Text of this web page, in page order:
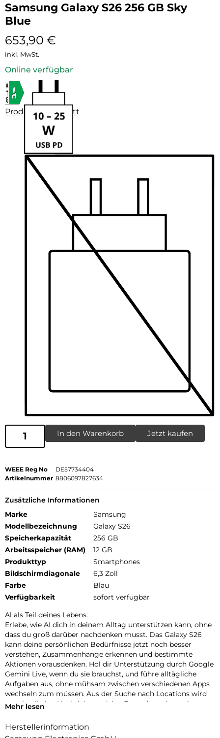
Samsung Galaxy S26 256 GB Sky
Blue
653,90 €
inkl. MwSt.
Online verfügbar
Produktdatenblatt
In den Warenkorb Jetzt kaufen
WEEE Reg No
DE57734404
Artikelnummer 8806097827634
Zusätzliche Informationen
Marke
Samsung
Modellbezeichnung
Galaxy S26
Speicherkapazität
256 GB
Arbeitsspeicher (RAM)
12 GB
Produkttyp
Smartphones
Bildschirmdiagonale
6,3 Zoll
Farbe
Blau
Verfügbarkeit
sofort verfügbar
Al als Teil deines Lebens:
Erlebe, wie AI dich in deinem Alltag unterstützen kann, ohne
dass du groß darüber nachdenken musst. Das Galaxy S26
kann deine persönlichen Bedürfnisse jetzt noch besser
verstehen, Zusammenhänge erkennen und bestimmte
Aktionen vorausdenken. Hol dir Unterstützung durch Google
Gemini Live, wenn du sie brauchst, und führe alltägliche
Aufgaben aus, ohne mühsam zwischen verschiedenen Apps
wechseln zum müssen. Aus der Suche nach Locations wird
so schnell eine Nachricht an deine Freunde und aus einer
Nutze auch Circle to Search mit Google, um schnell die
Mehr lesen
Herstellerinformation